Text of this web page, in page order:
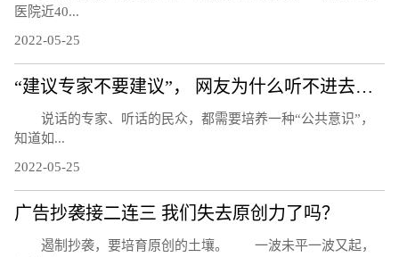
医院近40...
2022-05-25
“建议专家不要建议”， 网友为什么听不进去话？
说话的专家、听话的民众，都需要培养一种“公共意识”，
知道如...
2022-05-25
广告抄袭接二连三 我们失去原创力了吗？
遏制抄袭，要培育原创的土壤。 一波未平一波又起，